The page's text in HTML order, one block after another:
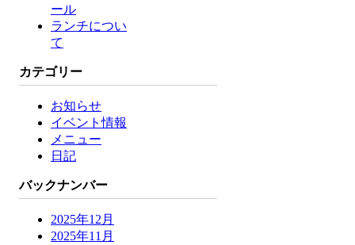
ール
ランチについ
て
カテゴリー
お知らせ
イベント情報
メニュー
日記
バックナンバー
2025年12月
2025年11月